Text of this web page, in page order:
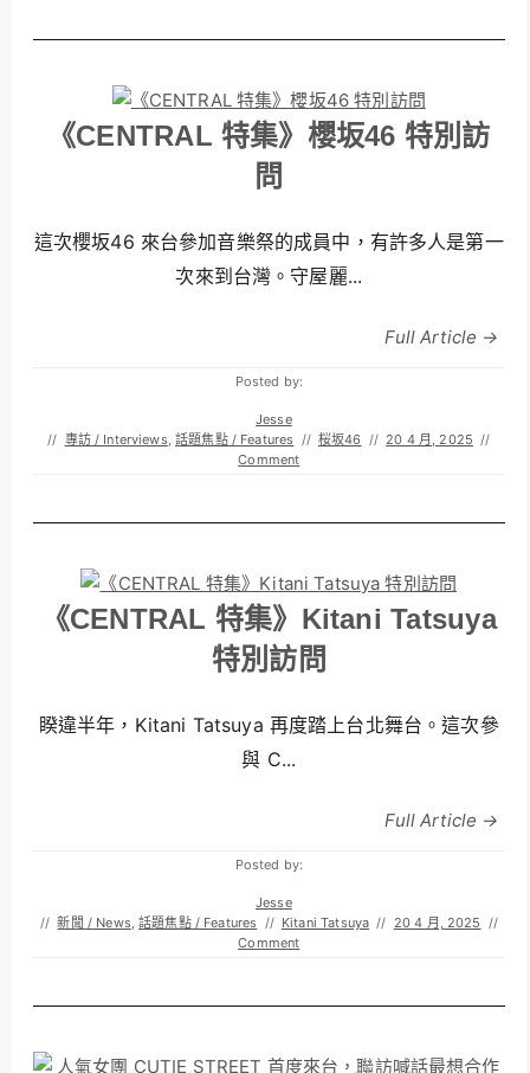
《CENTRAL 特集》櫻坂46 特別訪
問
這次櫻坂46 來台參加音樂祭的成員中，有許多人是第一
次來到台灣。守屋麗...
Full Article →
Posted by:
Jesse
// 專訪 / Interviews,話題焦點 / Features // 桜坂46 // 20 4 月, 2025 //
Comment
《CENTRAL 特集》Kitani Tatsuya
特別訪問
睽違半年，Kitani Tatsuya 再度踏上台北舞台。這次參
與 C...
Full Article →
Posted by:
Jesse
// 新聞 / News,話題焦點 / Features // Kitani Tatsuya // 20 4 月, 2025 //
Comment